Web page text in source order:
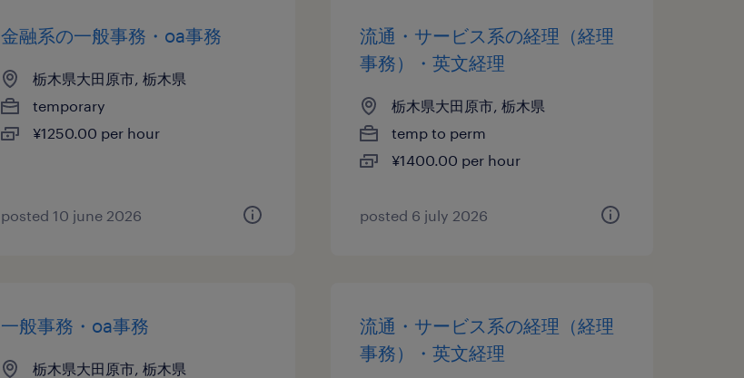
金融系の一般事務・oa事務
栃木県大田原市, 栃木県
temporary
¥1250.00 per hour
posted 10 june 2026
流通・サービス系の経理（経理
事務）・英文経理
栃木県大田原市, 栃木県
temp to perm
¥1400.00 per hour
posted 6 july 2026
一般事務・oa事務
栃木県大田原市, 栃木県
流通・サービス系の経理（経理
事務）・英文経理